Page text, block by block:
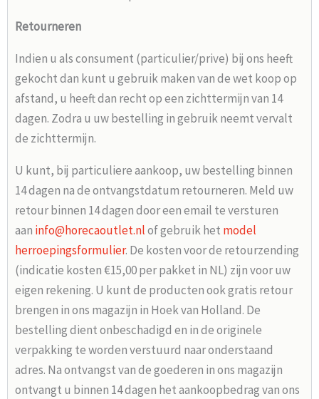
Retourneren
Indien u als consument (particulier/prive) bij ons heeft
gekocht dan kunt u gebruik maken van de wet koop op
afstand, u heeft dan recht op een zichttermijn van 14
dagen. Zodra u uw bestelling in gebruik neemt vervalt
de zichttermijn.
U kunt, bij particuliere aankoop, uw bestelling binnen
14 dagen na de ontvangstdatum retourneren. Meld uw
retour binnen 14 dagen door een email te versturen
aan info@horecaoutlet.nlof gebruik het model
herroepingsformulier. De kosten voor de retourzending
(indicatie kosten €15,00 per pakket in NL) zijn voor uw
eigen rekening. U kunt de producten ook gratis retour
brengen in ons magazijn in Hoek van Holland. De
bestelling dient onbeschadigd en in de originele
verpakking te worden verstuurd naar onderstaand
adres. Na ontvangst van de goederen in ons magazijn
ontvangt u binnen 14 dagen het aankoopbedrag van ons